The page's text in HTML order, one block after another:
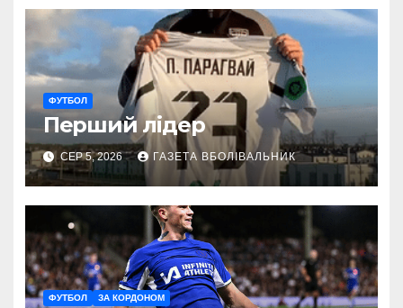
ФУТБОЛ
Перший лідер
СЕР 5, 2026 ГАЗЕТА ВБОЛІВАЛЬНИК
ФУТБОЛ ЗА КОРДОНОМ